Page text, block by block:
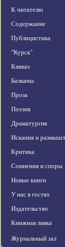
К читателю
Содержание
Публицистика
"Курск"
Кавказ
Балканы
Проза
Поэзия
Драматургия
Искания и
Критика
Сомнения и споры
Новые книги
У нас в гостях
Издательство
Книжная лавка
Журнальный зал